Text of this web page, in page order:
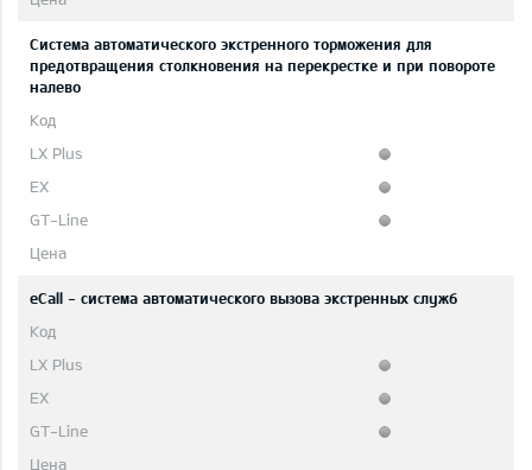
Система автоматического экстренного торможения для
предотвращения столкновения на перекрестке и при повороте
налево
eCall - система автоматического вызова экстренных служб